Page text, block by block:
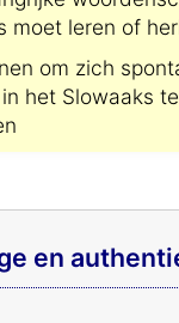
moet leren of
om zich
het Slowaaks
en